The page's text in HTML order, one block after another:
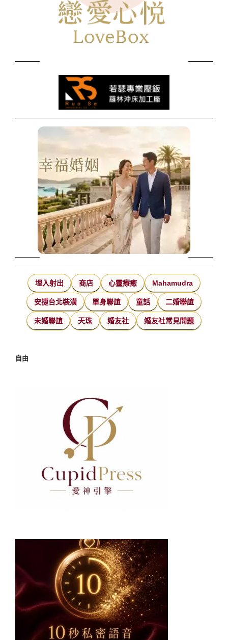
埋入射出 商店 心靈療癒 Mahamudra
安捷台北裝潢 單身聯誼 童話 二婚聯誼
未婚聯誼 天珠 婚友社 婚友社常見問題
自由